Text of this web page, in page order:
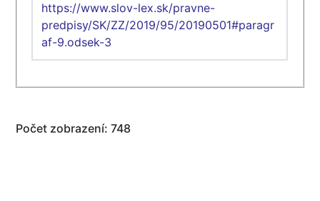
https://www.slov-lex.sk/pravne-
predpisy/SK/ZZ/2019/95/20190501#paragr
af-9.odsek-3
Počet zobrazení: 748